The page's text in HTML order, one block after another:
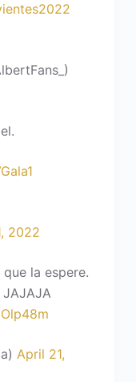
2022
la espere.
JAJAJA
April 21,